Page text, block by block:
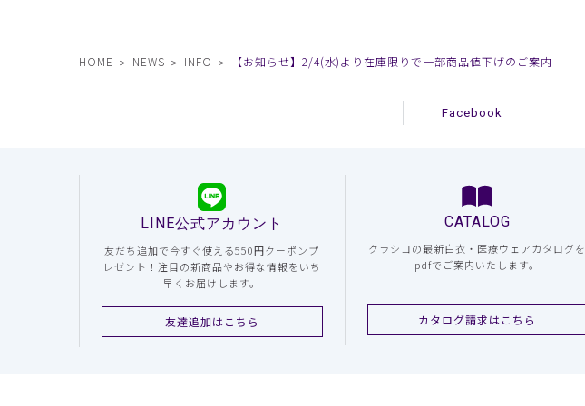
HOME NEWS INFO 【お知らせ】2/4(水)より在庫限りで一部商品値下げのご案内
Facebook
LINE公式アカウント
友だち追加で今すぐ使える550円クーポンプ
レゼント！注目の新商品やお得な情報をいち
早くお届けします。
友達追加はこちら
CATALOG
クラシコの最新白衣・医療ウェアカタログを
pdfでご案内いたします。
カタログ請求はこちら